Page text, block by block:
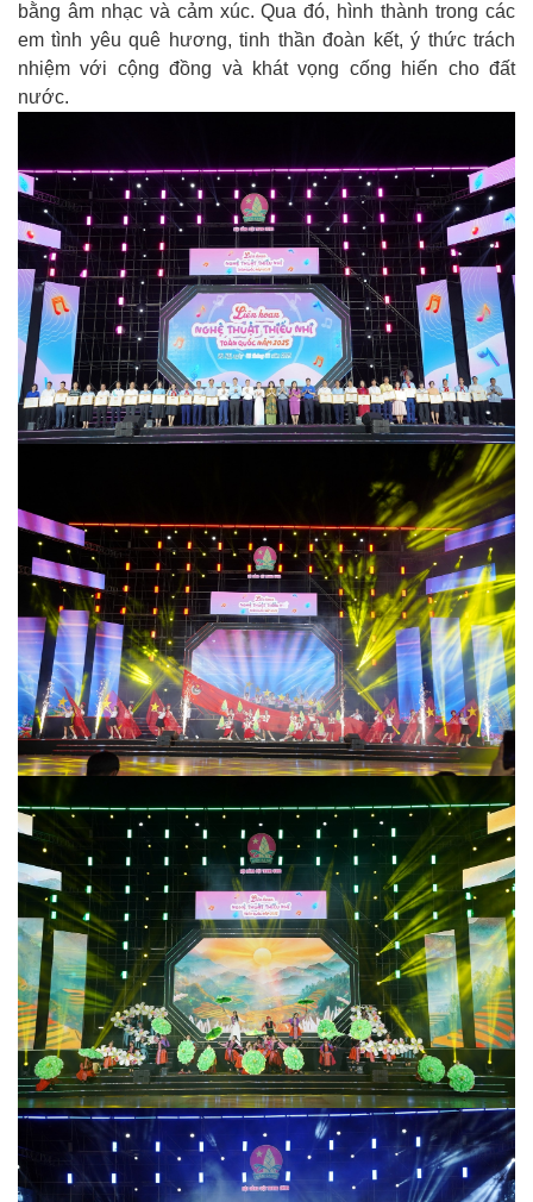
bằng âm nhạc và cảm xúc. Qua đó, hình thành trong các
em tình yêu quê hương, tinh thần đoàn kết, ý thức trách
nhiệm với cộng đồng và khát vọng cống hiến cho đất
nước.